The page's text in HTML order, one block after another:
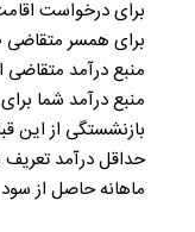
برای همسر متقاضی 400 یورو و برای هر فرزند 300 یورو اضافه میشود.
منبع درآمد متقاضی
منبع درآمد شما
بازنشستگی از این
ماهانه حاصل از